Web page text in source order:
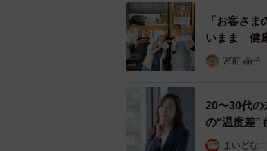
◆林裕章（はやし・ひろあ
科医としての診療経験を積
の父と放射線科医の妻と、
営している。また、福岡県
た医療者・国民ともにより
「お客さ
いまま 健
日本中で起
宮前 晶子
20〜30代
の“温度差”
まいどな